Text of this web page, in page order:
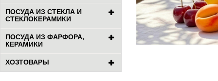
ПОСУДА ИЗ СТЕКЛА И
СТЕКЛОКЕРАМИКИ
ПОСУДА ИЗ ФАРФОРА,
КЕРАМИКИ
ХОЗТОВАРЫ